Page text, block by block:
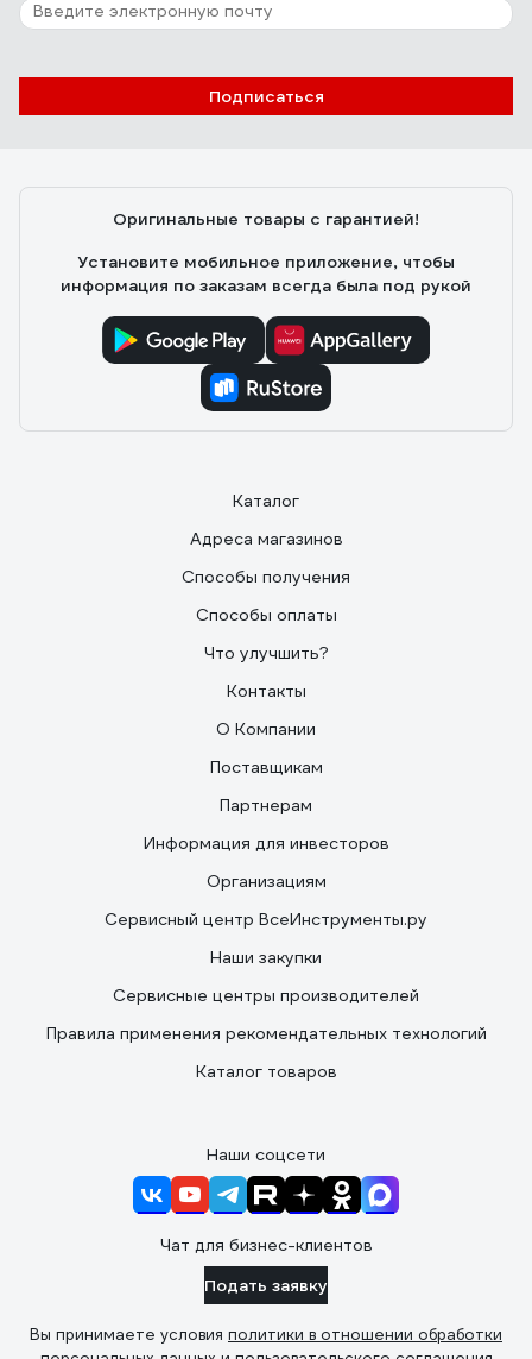
Подписаться
Оригинальные товары с гарантией!
Установите мобильное приложение, чтобы
информация по заказам всегда была под рукой
Каталог
Адреса магазинов
Способы получения
Способы оплаты
Что улучшить?
Контакты
О Компании
Поставщикам
Партнерам
Информация для инвесторов
Организациям
Сервисный центр ВсеИнструменты.ру
Наши закупки
Сервисные центры производителей
Правила применения рекомендательных технологий
Каталог товаров
Наши соцсети
Чат для бизнес-клиентов
Подать заявку
Вы принимаете условия политики в отношении обработки